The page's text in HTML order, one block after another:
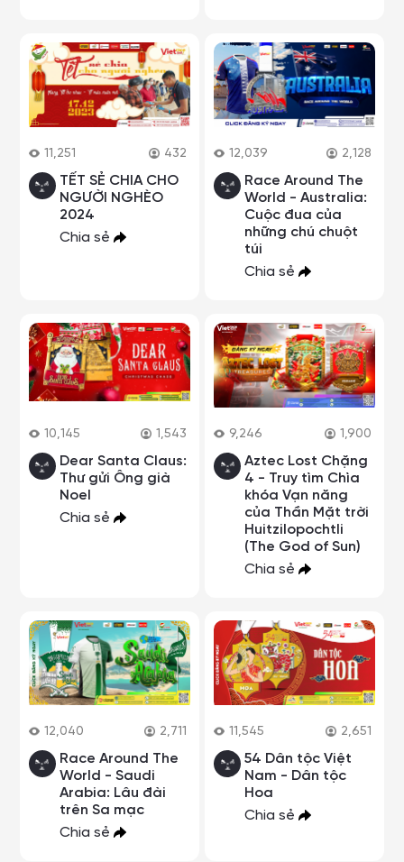
11,251 432
TẾT SẺ CHIA CHO
NGƯỜI NGHÈO
2024
Chia sẻ
12,039 2,128
Race Around The
World - Australia:
Cuộc đua của
những chú chuột
túi
Chia sẻ
10,145 1,543
Dear Santa Claus:
Thư gửi Ông già
Noel
Chia sẻ
9,246 1,900
Aztec Lost Chặng
4 - Truy tìm Chìa
khóa Vạn năng
của Thần Mặt trời
Huitzilopochtli
(The God of Sun)
Chia sẻ
12,040 2,711
Race Around The
World - Saudi
Arabia: Lâu đài
trên Sa mạc
Chia sẻ
11,545 2,651
54 Dân tộc Việt
Nam - Dân tộc
Hoa
Chia sẻ